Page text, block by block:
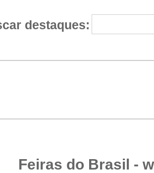
destaques:
Feiras do Brasil -